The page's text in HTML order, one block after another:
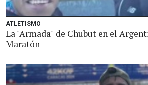
ATLETISMO
La "Armada" de Chubut en el
Maratón